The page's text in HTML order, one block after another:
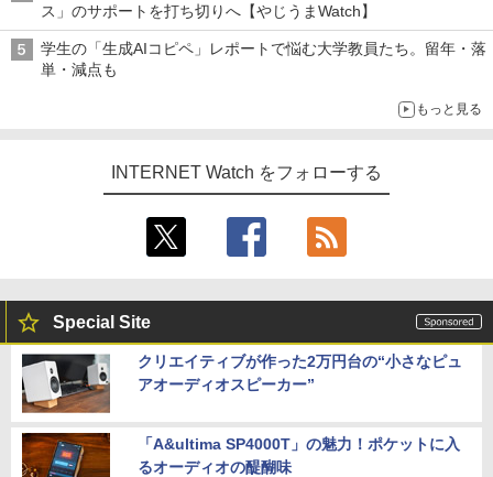
ス」のサポートを打ち切りへ【やじうまWatch】
学生の「生成AIコピペ」レポートで悩む大学教員たち。留年・落
単・減点も
もっと見る
INTERNET Watch をフォローする
Special Site
クリエイティブが作った2万円台の“小さなピュ
アオーディオスピーカー”
「A&ultima SP4000T」の魅力！ポケットに入
るオーディオの醍醐味